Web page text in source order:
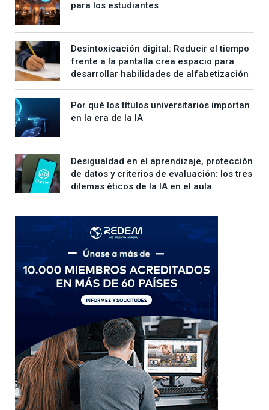
para los estudiantes
Desintoxicación digital: Reducir el tiempo
frente a la pantalla crea espacio para
desarrollar habilidades de alfabetización
Por qué los títulos universitarios importan
en la era de la IA
Desigualdad en el aprendizaje, protección
de datos y criterios de evaluación: los tres
dilemas éticos de la IA en el aula